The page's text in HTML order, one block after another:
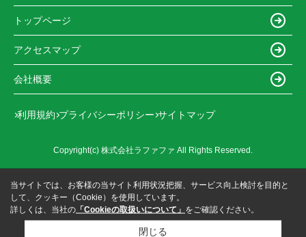
トップページ
アクセスマップ
会社概要
利用規約 プライバシーポリシー サイトマップ
Copyright(c) 株式会社ラファファ All Rights Reserved.
当サイトでは、お客様の当サイト利用状況把握、サービス向上検討を目的と
して、クッキー（Cookie）を使用しています。
詳しくは、当社の 「Cookieの取扱いについて」 をご確認ください。
閉じる